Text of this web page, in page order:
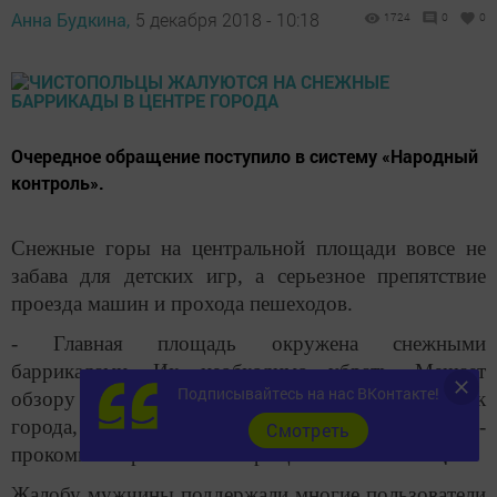
Анна Будкина, 5 декабря 2018 - 10:18 1724 0 0
Очередное обращение поступило в систему «Народный
контроль».
Снежные горы на центральной площади вовсе не
забава для детских игр, а серьезное препятствие
проезда машин и прохода пешеходов.
- Главная площадь окружена снежными
баррикадами. Их необходимо убрать. Мешает
обзору и проезду. Кроме того, они портят облик
города, так как снег уже весь грязный, -
прокомментировал свое обращениечистополец
Подписывайтесь на нас ВКонтакте!
Cмотреть